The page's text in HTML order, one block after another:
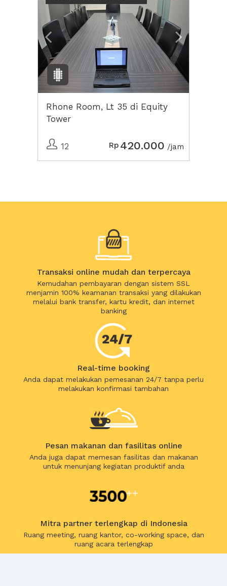
Rhone Room, Lt 35 di Equity
Tower
12 Rp 420.000 /jam
Transaksi online mudah dan terpercaya
Kemudahan pembayaran dengan sistem SSL
menjamin 100% keamanan transaksi yang dilakukan
melalui bank transfer, kartu kredit, dan internet
banking
Real-time booking
Anda dapat melakukan pemesanan 24/7 tanpa perlu
melakukan konfirmasi tambahan
Pesan makanan dan fasilitas online
Anda juga dapat memesan fasilitas dan makanan
untuk menunjang kegiatan produktif anda
Mitra partner terlengkap di Indonesia
Ruang meeting, ruang kantor, co-working space, dan
ruang acara terlengkap